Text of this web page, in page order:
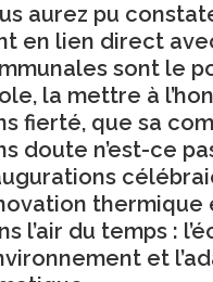
aurez pu
en lien direct
sont le
la mettre à
fierté, que sa
doute n’est-ce
l’air du temps :
et